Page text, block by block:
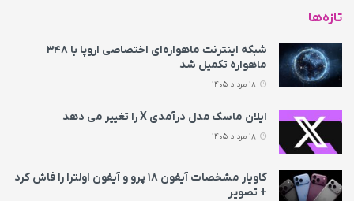
تازه‌ها
شبکه اینترنت ماهواره‌ای اختصاصی اروپا با ۳۴۸
ماهواره تکمیل شد
ایلان ماسک مدل درآمدی X را تغییر می‌ دهد
کاویار مشخصات آیفون ۱۸ پرو و آیفون اولترا را فاش کرد
+ تصویر